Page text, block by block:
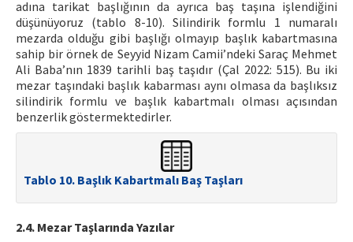
adına tarikat başlığının da ayrıca baş taşına işlendiğini
düşünüyoruz (tablo 8-10). Silindirik formlu 1 numaralı
mezarda olduğu gibi başlığı olmayıp başlık kabartmasına
sahip bir örnek de Seyyid Nizam Camii’ndeki Saraç Mehmet
Ali Baba’nın 1839 tarihli baş taşıdır (Çal 2022: 515). Bu iki
mezar taşındaki başlık kabarması aynı olmasa da başlıksız
silindirik formlu ve başlık kabartmalı olması açısından
benzerlik göstermektedirler.
Tablo 10. Başlık Kabartmalı Baş Taşları
2.4. Mezar Taşlarında Yazılar